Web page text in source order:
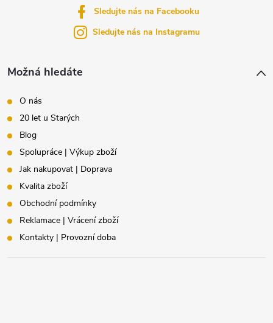
Možná hledáte
O nás
20 let u Starých
Blog
Spolupráce | Výkup zboží
Jak nakupovat | Doprava
Kvalita zboží
Obchodní podmínky
Reklamace | Vrácení zboží
Kontakty | Provozní doba
Sledujte nás na Facebooku
Sledujte nás na Instagramu